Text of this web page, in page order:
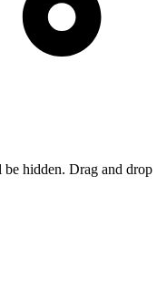
hidden. Drag and drop